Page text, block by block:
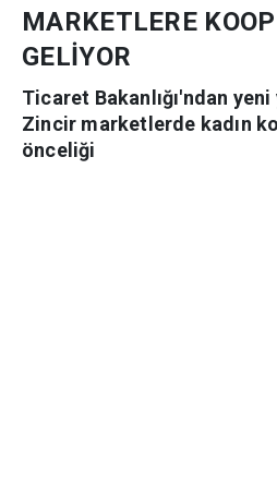
MARKETLERE
GELİYOR
Ticaret Bakanlığı'ndan yeni
Zincir marketlerde kadın
önceliği